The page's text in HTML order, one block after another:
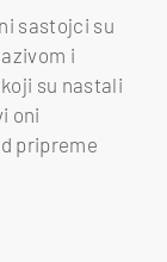
sastojci su
i
su nastali
oni
pripreme